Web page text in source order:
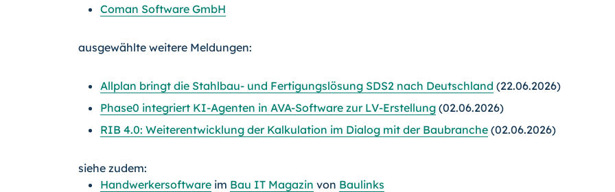
Coman Software GmbH
ausgewählte weitere Meldungen:
Allplan bringt die Stahlbau- und Fertigungslösung SDS2 nach Deutschland (22.06.2026)
Phase0 integriert KI-Agenten in AVA-Software zur LV-Erstellung (02.06.2026)
RIB 4.0: Weiterentwicklung der Kalkulation im Dialog mit der Baubranche (02.06.2026)
siehe zudem:
Handwerkersoftware im Bau IT Magazin von Baulinks